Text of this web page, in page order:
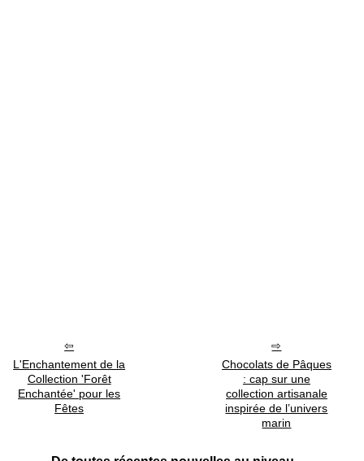
L'Enchantement de la
Collection 'Forêt
Enchantée' pour les
Fêtes
Chocolats de Pâques
: cap sur une
collection artisanale
inspirée de l’univers
marin